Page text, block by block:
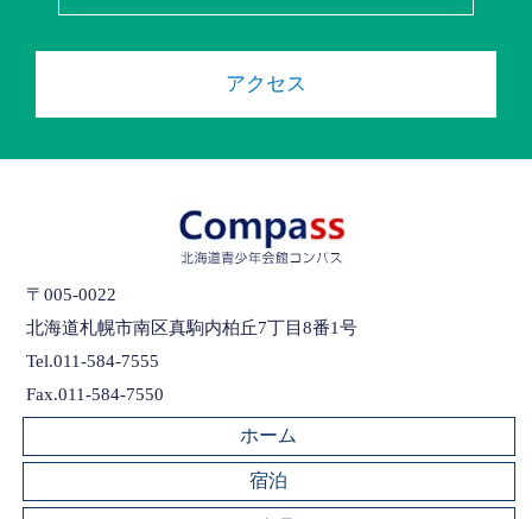
アクセス
〒005-0022
北海道札幌市南区真駒内柏丘7丁目8番1号
Tel.011-584-7555
Fax.011-584-7550
ホーム
宿泊